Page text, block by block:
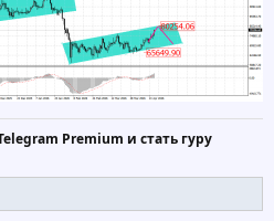
Premium и стать гуру